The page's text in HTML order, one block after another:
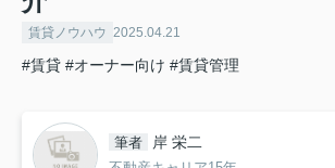
賃貸ノウハウ 2025.04.21
#賃貸 #オーナー向け #賃貸管理
筆者 岸 栄二